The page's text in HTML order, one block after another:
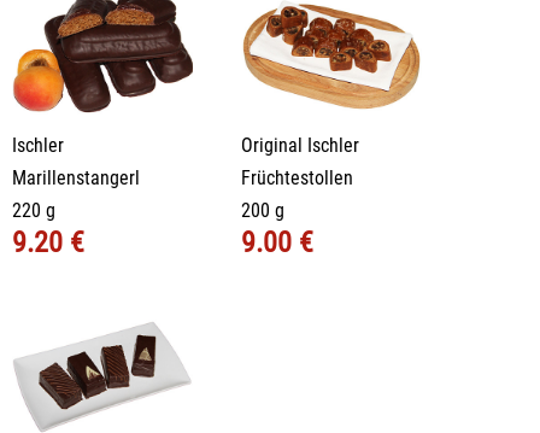
Ischler
Marillenstangerl
220 g
9.20 €
Original Ischler
Früchtestollen
200 g
9.00 €